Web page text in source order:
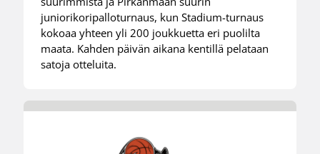
juniorikoripalloturnaus, kun Stadium-turnaus
kokoaa yhteen yli 200 joukkuetta eri puolilta
maata. Kahden päivän aikana kentillä pelataan
satoja otteluita.